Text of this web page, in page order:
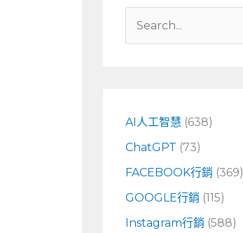
字
:
AI人工智慧 (638)
ChatGPT (73)
FACEBOOK行銷 (369)
GOOGLE行銷 (115)
Instagram行銷 (588)